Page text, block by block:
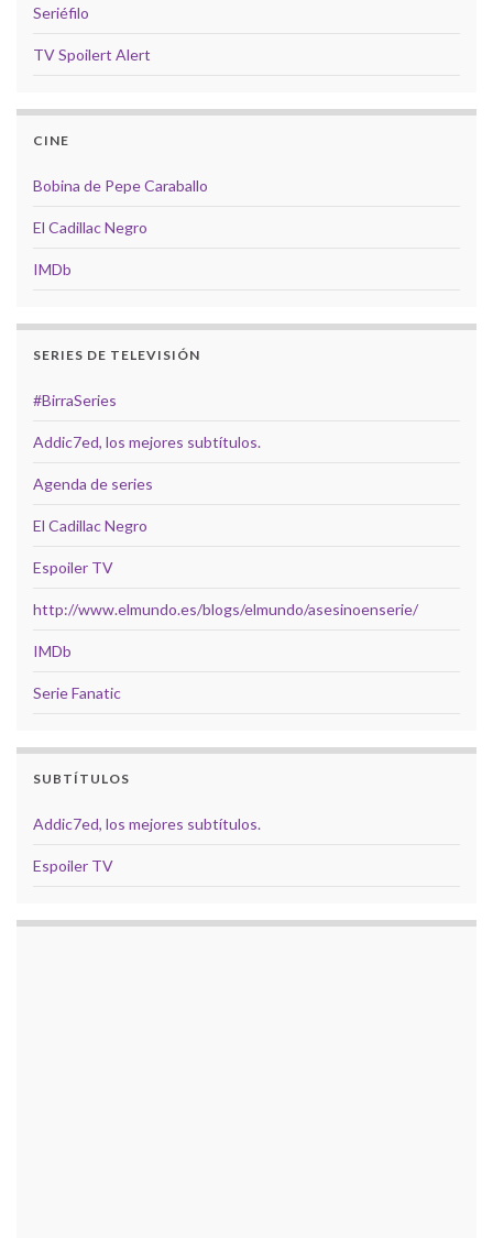
Seriéfilo
TV Spoilert Alert
CINE
Bobina de Pepe Caraballo
El Cadillac Negro
IMDb
SERIES DE TELEVISIÓN
#BirraSeries
Addic7ed, los mejores subtítulos.
Agenda de series
El Cadillac Negro
Espoiler TV
http://www.elmundo.es/blogs/elmundo/asesinoenserie/
IMDb
Serie Fanatic
SUBTÍTULOS
Addic7ed, los mejores subtítulos.
Espoiler TV